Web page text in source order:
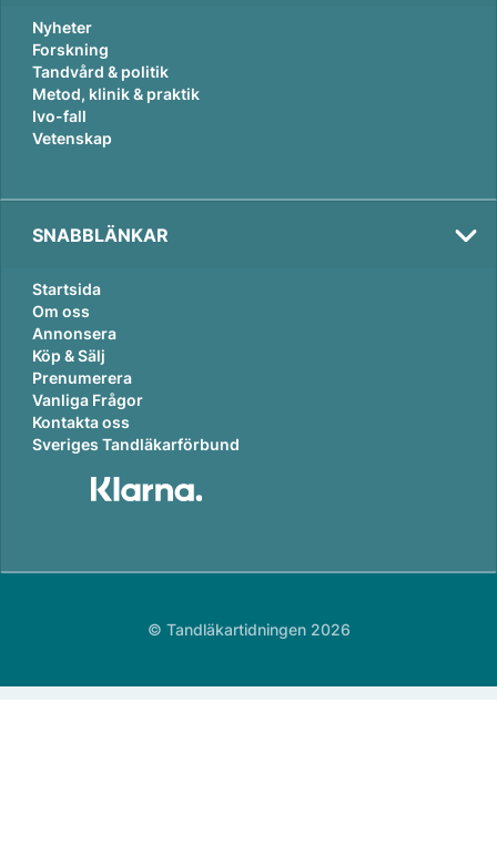
Nyheter
Forskning
Tandvård & politik
Metod, klinik & praktik
Ivo-fall
Vetenskap
SNABBLÄNKAR
Startsida
Om oss
Annonsera
Köp & Sälj
Prenumerera
Vanliga Frågor
Kontakta oss
Sveriges Tandläkarförbund
© Tandläkartidningen 2026